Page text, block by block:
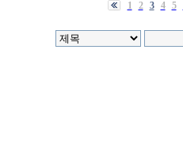
1 2 3 4 5